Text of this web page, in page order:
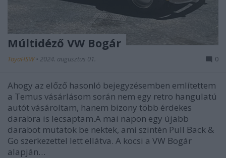
Múltidéző VW Bogár
ToyaHSW • 2024. augusztus 01. 0
Ahogy az előző hasonló bejegyzésemben említettem
a Temus vásárlásom során nem egy retro hangulatú
autót vásároltam, hanem bizony több érdekes
darabra is lecsaptam.A mai napon egy újabb
darabot mutatok be nektek, ami szintén Pull Back &
Go szerkezettel lett ellátva. A kocsi a VW Bogár
alapján…